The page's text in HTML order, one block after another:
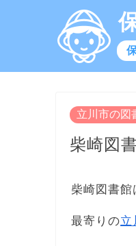
立川市の図
柴崎図
柴崎図書館
最寄りの立